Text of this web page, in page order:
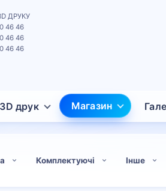
3D друк Магазин
ДРУКУ
46 46
46 46
46 46
Комплектуючі Інше